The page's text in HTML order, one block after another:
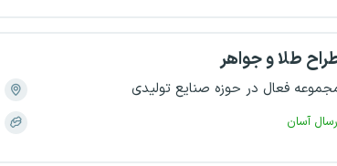
طلا و جواهر
فعال در حوزه صنایع تولیدی
آسان